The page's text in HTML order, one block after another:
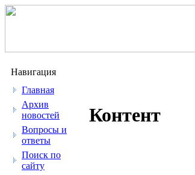
Навигация
Главная
Архив
новостей
Вопросы и
ответы
Поиск по
сайту
Контент